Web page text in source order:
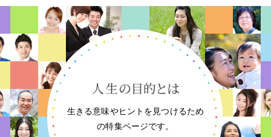
生きる意味やヒントを見つけるため
の特集ページです。